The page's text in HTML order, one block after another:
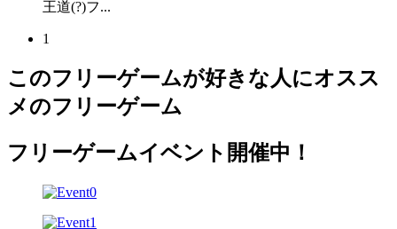
王道(?)フ...
1
このフリーゲームが好きな人にオスス
メのフリーゲーム
フリーゲームイベント開催中！